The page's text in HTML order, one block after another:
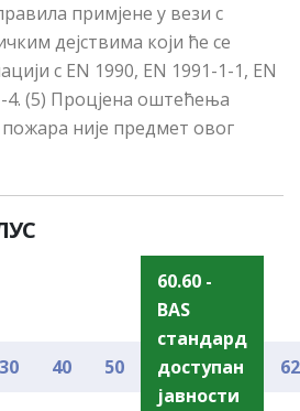
примјене у вези с
дејствима који ће се
с EN 1990, EN 1991-1-1, EN
4. (5) Процјена оштећења
није предмет овог
30 40 50
60.60 -
BAS
стандард
доступан
јавности
62